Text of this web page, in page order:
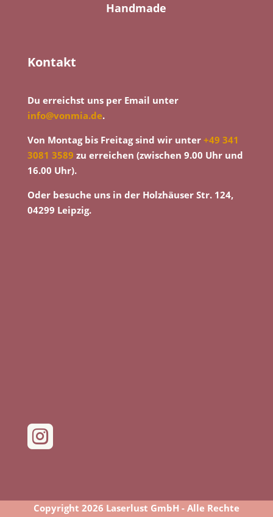
Handmade
Kontakt
Du erreichst uns per Email unter
info@vonmia.de.
Von Montag bis Freitag sind wir unter +49 341
3081 3589 zu erreichen (zwischen 9.00 Uhr und
16.00 Uhr).
Oder besuche uns in der Holzhäuser Str. 124,
04299 Leipzig.

Copyright 2026 Laserlust GmbH - Alle Rechte